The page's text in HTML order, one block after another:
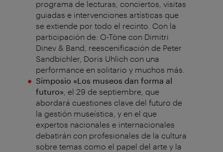
programa de lecturas, conciertos, visitas
guiadas e intervenciones artísticas que
se extiende por todo el recinto. Con la
participación de: O-Töne con Dimitri
Dinev & Band, reescenificación de Peter
Sandbichler, Doris Uhlich con una
performance en solitario y muchos más.
Simposio «Los museos dan forma al
futuro» , el 29 de septiembre, que
abordará cuestiones clave del futuro de
la gestión museística, y en el que
expertos nacionales e internacionales
debatirán con profesionales de la cultura
sobre temas como el papel del arte y la